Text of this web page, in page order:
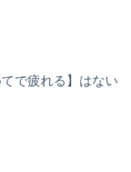
で疲れる】はない